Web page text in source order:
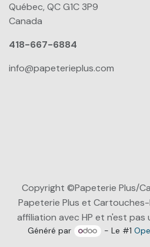
Québec, QC G1C 3P9
Canada
418-667-6884
info@papeterieplus.com
Copyright ©Papeterie Plus/
Papeterie Plus et
affiliation avec HP et n'est pas
Généré par - Le #1